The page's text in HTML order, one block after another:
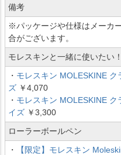
備考
※パッケージや仕様はメーカ
合がございます。
モレスキンと一緒に使いたい！
・ モレスキン MOLESKINE
ズ ￥4,070
・ モレスキン MOLESKINE
イズ ￥3,300
ローラーボールペン
・
【限定】モレスキン